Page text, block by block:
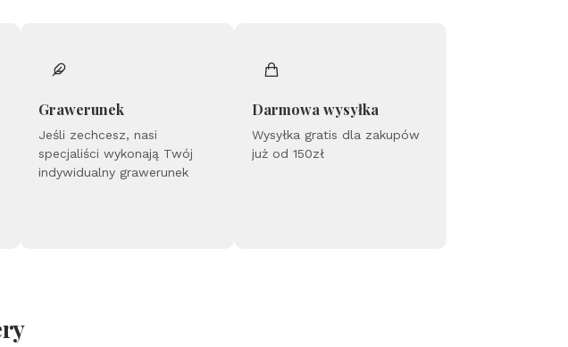
Grawerunek
Jeśli zechcesz, nasi
specjaliści wykonają Twój
indywidualny grawerunek
Darmowa wysyłka
Wysyłka gratis dla zakupów
już od 150zł